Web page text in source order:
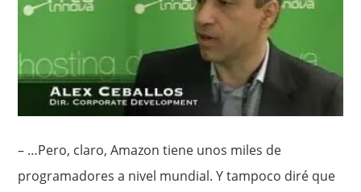
– …Pero, claro, Amazon tiene unos miles de
programadores a nivel mundial. Y tampoco diré que